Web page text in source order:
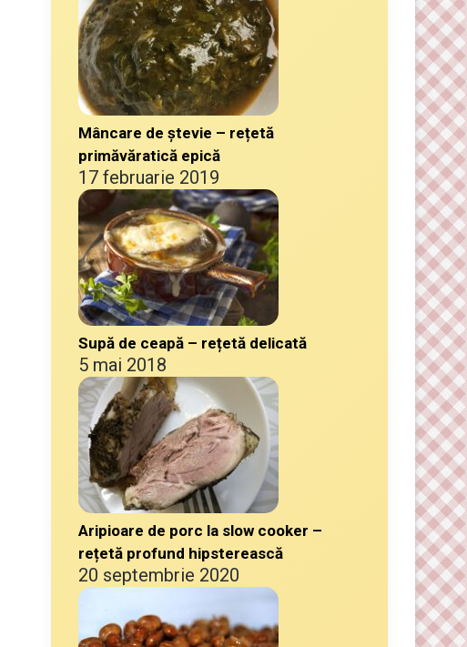
Mâncare de ștevie – rețetă
primăvăratică epică
17 februarie 2019
Supă de ceapă – rețetă delicată
5 mai 2018
Aripioare de porc la slow cooker –
rețetă profund hipsterească
20 septembrie 2020